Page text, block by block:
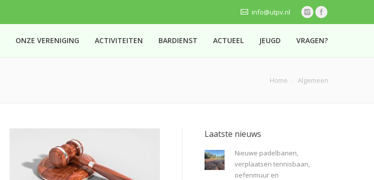
info@utpv.nl
ONZE VERENIGING ACTIVITEITEN BARDIENST ACTUEEL JEUGD VRAGEN?
Home Algemeen
Laatste nieuws
Nieuwe padelbanen,
verplaatsen tennisbaan,
oefenmuur en